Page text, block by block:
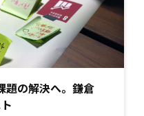
題の解決へ。鎌倉